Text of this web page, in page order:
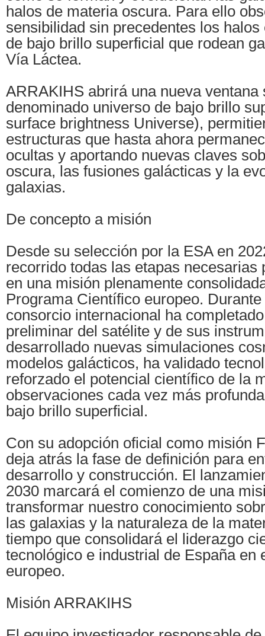
halos de materia oscura. Para ello
sensibilidad sin precedentes los
de bajo brillo superficial que rodean
Vía Láctea.
ARRAKIHS abrirá una nueva ventana
denominado universo de bajo brillo
surface brightness Universe),
estructuras que hasta ahora
ocultas y aportando nuevas claves
oscura, las fusiones galácticas y la
galaxias.
De concepto a misión
Desde su selección por la ESA en
recorrido todas las etapas necesarias
en una misión plenamente
Programa Científico europeo.
consorcio internacional ha
preliminar del satélite y de sus
desarrollado nuevas simulaciones
modelos galácticos, ha validado
reforzado el potencial científico de la
observaciones cada vez más
bajo brillo superficial.
Con su adopción oficial como misión
deja atrás la fase de definición para
desarrollo y construcción. El
2030 marcará el comienzo de una
transformar nuestro conocimiento
las galaxias y la naturaleza de la
tiempo que consolidará el liderazgo
tecnológico e industrial de España en
europeo.
Misión ARRAKIHS